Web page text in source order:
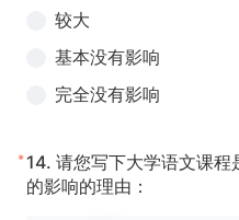
较大
基本没有影响
完全没有影响
* 14. 请您写下大学语文课程
的影响的理由：